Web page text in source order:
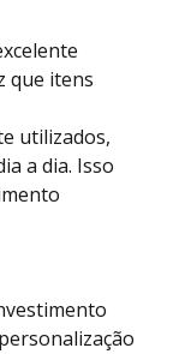
que itens
utilizados,
a dia. Isso